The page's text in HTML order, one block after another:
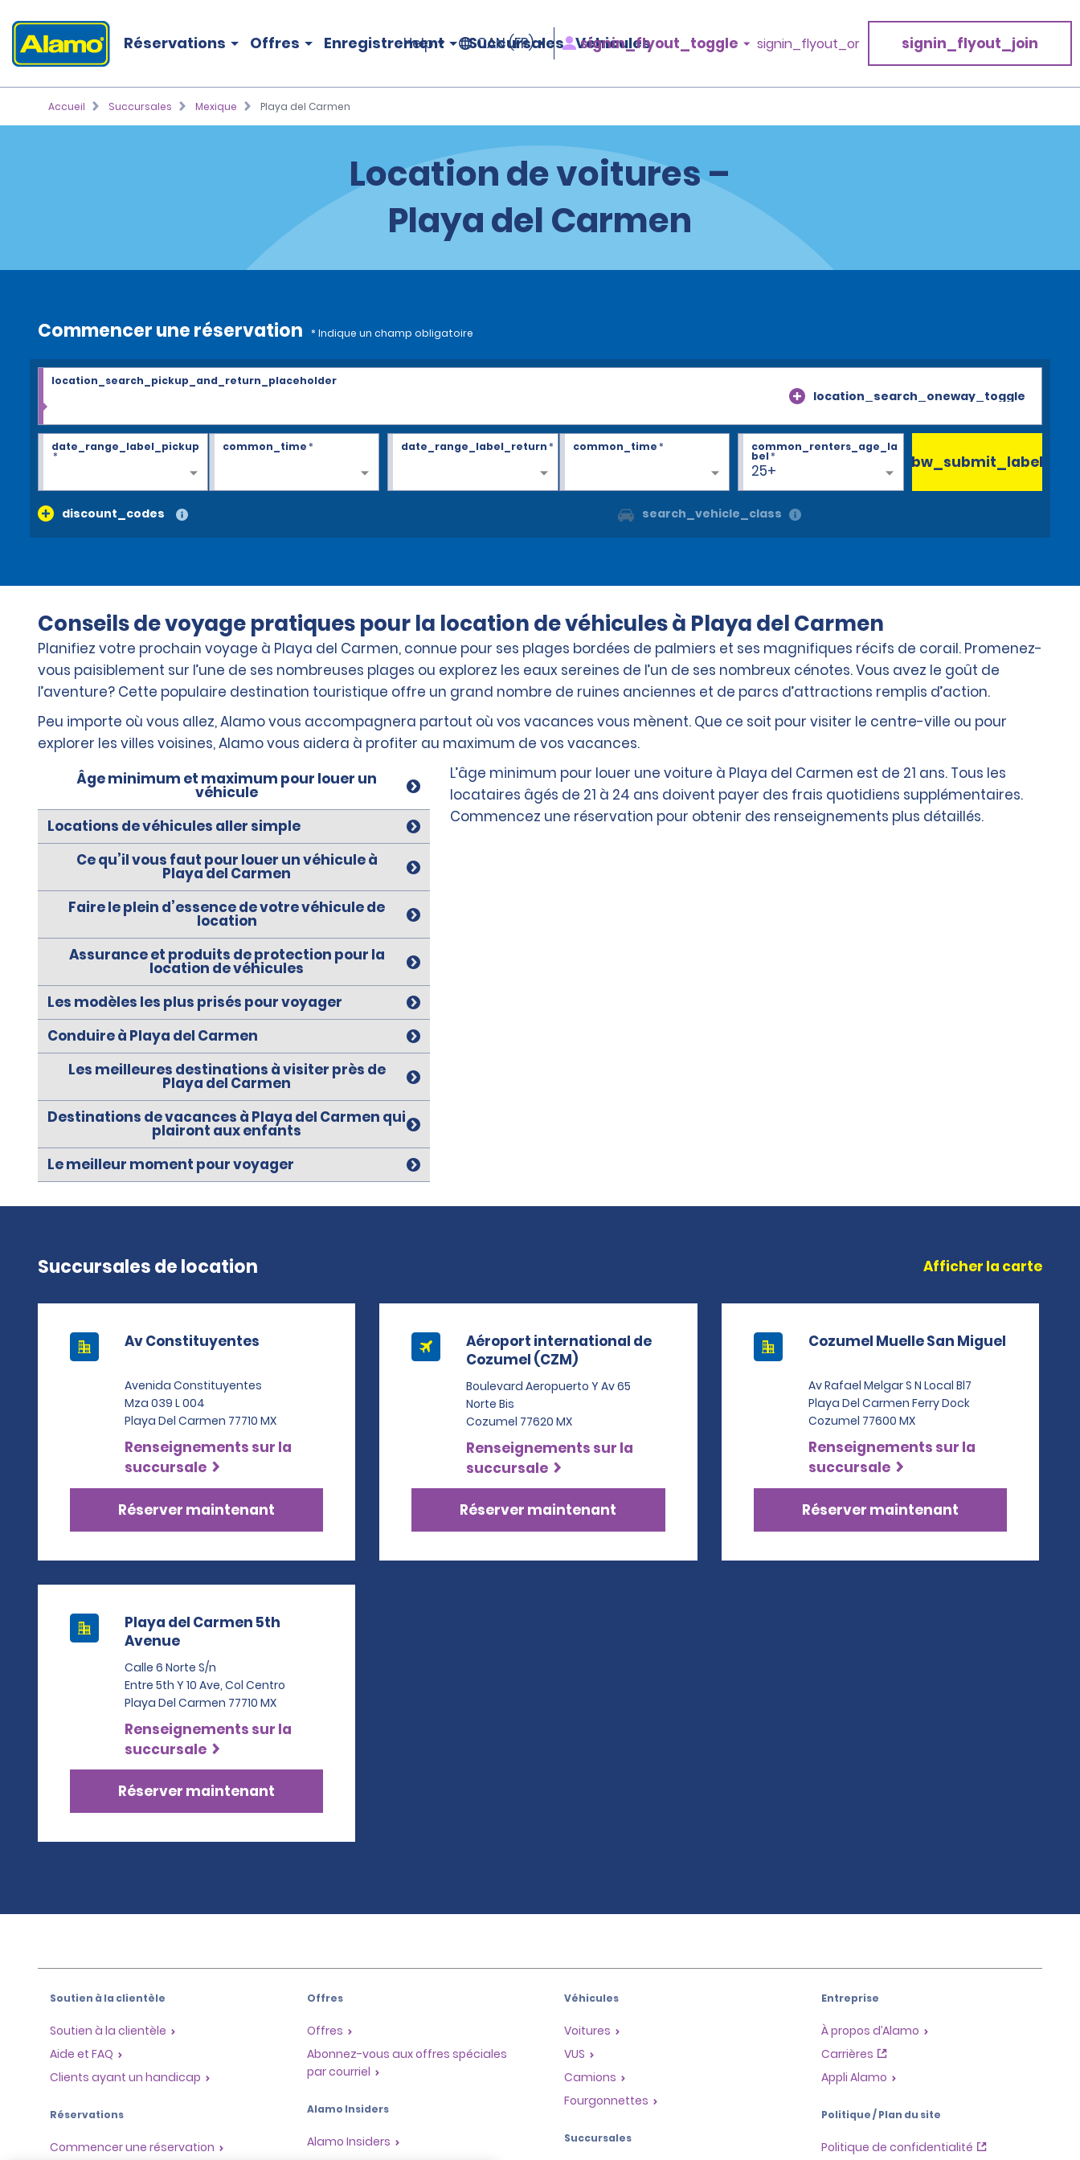
Réservations Offres Enregistrement Succursales Véhicules
Help CAN (FR) signin_flyout_toggle signin_flyout_or signin_flyout_join
Accueil Succursales Mexique Playa del Carmen
Location de voitures –
Playa del Carmen
Commencer une réservation * Indique un champ obligatoire
location_search_oneway_toggle
location_search_pickup_and_return_placeholder
date_range_label_pickup
*
common_time* date_range_label_return * common_time*
25+
common_renters_age_la
bel*
discount_codes search_vehicle_class
bw_submit_label
Conseils de voyage pratiques pour la location de véhicules à Playa del Carmen
Planifiez votre prochain voyage à Playa del Carmen, connue pour ses plages bordées de palmiers et ses magnifiques récifs de corail. Promenez-
vous paisiblement sur l’une de ses nombreuses plages ou explorez les eaux sereines de l’un de ses nombreux cénotes. Vous avez le goût de
l’aventure? Cette populaire destination touristique offre un grand nombre de ruines anciennes et de parcs d’attractions remplis d’action.
Peu importe où vous allez, Alamo vous accompagnera partout où vos vacances vous mènent. Que ce soit pour visiter le centre-ville ou pour
explorer les villes voisines, Alamo vous aidera à profiter au maximum de vos vacances.
Âge minimum et maximum pour louer un
véhicule
L’âge minimum pour louer une voiture à Playa del Carmen est de 21 ans. Tous les
locataires âgés de 21 à 24 ans doivent payer des frais quotidiens supplémentaires.
Commencez une réservation pour obtenir des renseignements plus détaillés.
Locations de véhicules aller simple
Ce qu’il vous faut pour louer un véhicule à
Playa del Carmen
Faire le plein d’essence de votre véhicule de
location
Assurance et produits de protection pour la
location de véhicules
Les modèles les plus prisés pour voyager
Conduire à Playa del Carmen
Les meilleures destinations à visiter près de
Playa del Carmen
Destinations de vacances à Playa del Carmen qui
plairont aux enfants
Le meilleur moment pour voyager
Succursales de location Afficher la carte
Av Constituyentes
Avenida Constituyentes
Mza 039 L 004
Playa Del Carmen 77710 MX
Renseignements sur la
succursale
Réserver maintenant
Aéroport international de
Cozumel (CZM)
Boulevard Aeropuerto Y Av 65
Norte Bis
Cozumel 77620 MX
Renseignements sur la
succursale
Réserver maintenant
Cozumel Muelle San Miguel
Av Rafael Melgar S N Local Bl7
Playa Del Carmen Ferry Dock
Cozumel 77600 MX
Renseignements sur la
succursale
Réserver maintenant
Playa del Carmen 5th
Avenue
Calle 6 Norte S/n
Entre 5th Y 10 Ave, Col Centro
Playa Del Carmen 77710 MX
Renseignements sur la
succursale
Réserver maintenant
Soutien à la clientèle
Soutien à la clientèle
Aide et FAQ
Clients ayant un handicap
Réservations
Commencer une réservation
Offres
Offres
Abonnez-vous aux offres spéciales
par courriel
Alamo Insiders
Alamo Insiders
Véhicules
Voitures
VUS
Camions
Fourgonnettes
Succursales
Entreprise
À propos d’Alamo
Carrières
Appli Alamo
Politique / Plan du site
Politique de confidentialité